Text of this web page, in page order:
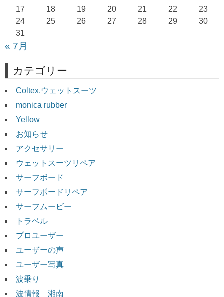
17
18 19 20 21 22
23
24
25 26 27 28 29
30
31
« 7月
カテゴリー
Coltex.ウェットスーツ
monica rubber
Yellow
お知らせ
アクセサリー
ウェットスーツリペア
サーフボード
サーフボードリペア
サーフムービー
トラベル
プロユーザー
ユーザーの声
ユーザー写真
波乗り
波情報 湘南